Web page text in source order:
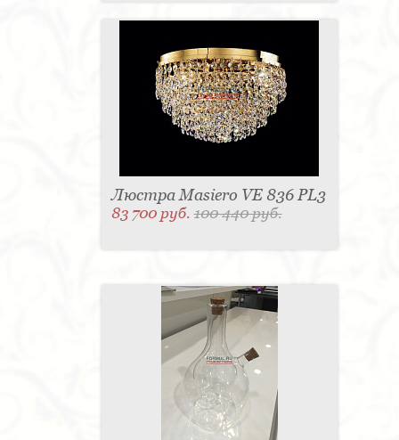
Люстра Masiero VE 836 PL3
83 700 руб.100 440 руб.